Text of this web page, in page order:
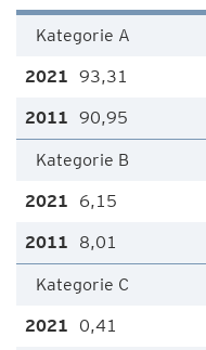
Kategorie A
93,31
90,95
Kategorie B
6,15
8,01
Kategorie C
0,41